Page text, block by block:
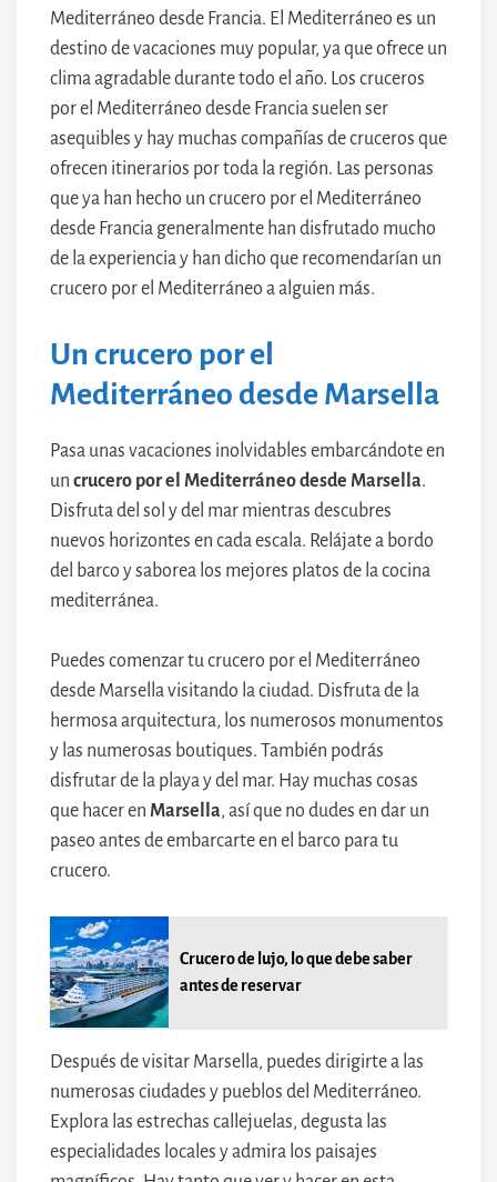
Mediterráneo desde Francia. El Mediterráneo es un
destino de vacaciones muy popular, ya que ofrece un
clima agradable durante todo el año. Los cruceros
por el Mediterráneo desde Francia suelen ser
asequibles y hay muchas compañías de cruceros que
ofrecen itinerarios por toda la región. Las personas
que ya han hecho un crucero por el Mediterráneo
desde Francia generalmente han disfrutado mucho
de la experiencia y han dicho que recomendarían un
crucero por el Mediterráneo a alguien más.
Un crucero por el
Mediterráneo desde Marsella
Pasa unas vacaciones inolvidables embarcándote en
un crucero por el Mediterráneo desde Marsella.
Disfruta del sol y del mar mientras descubres
nuevos horizontes en cada escala. Relájate a bordo
del barco y saborea los mejores platos de la cocina
mediterránea.
Puedes comenzar tu crucero por el Mediterráneo
desde Marsella visitando la ciudad. Disfruta de la
hermosa arquitectura, los numerosos monumentos
y las numerosas boutiques. También podrás
disfrutar de la playa y del mar. Hay muchas cosas
que hacer en Marsella, así que no dudes en dar un
paseo antes de embarcarte en el barco para tu
crucero.
Crucero de lujo, lo que debe saber
antes de reservar
Después de visitar Marsella, puedes dirigirte a las
numerosas ciudades y pueblos del Mediterráneo.
Explora las estrechas callejuelas, degusta las
especialidades locales y admira los paisajes